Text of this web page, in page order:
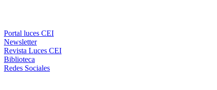
Portal luces CEI
Newsletter
Revista Luces CEI
Biblioteca
Redes Sociales